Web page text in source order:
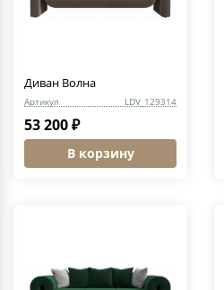
Диван Волна
Артикул LDV_129314
53 200 ₽
В корзину